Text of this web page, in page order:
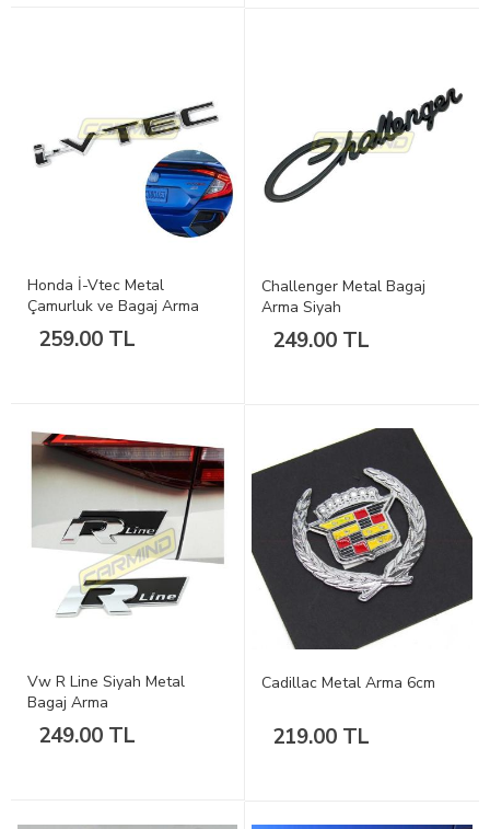
Honda İ-Vtec Metal
Çamurluk ve Bagaj Arma
Siyah
259.00 TL
Challenger Metal Bagaj
Arma Siyah
249.00 TL
Vw R Line Siyah Metal
Bagaj Arma
249.00 TL
Cadillac Metal Arma 6cm
219.00 TL